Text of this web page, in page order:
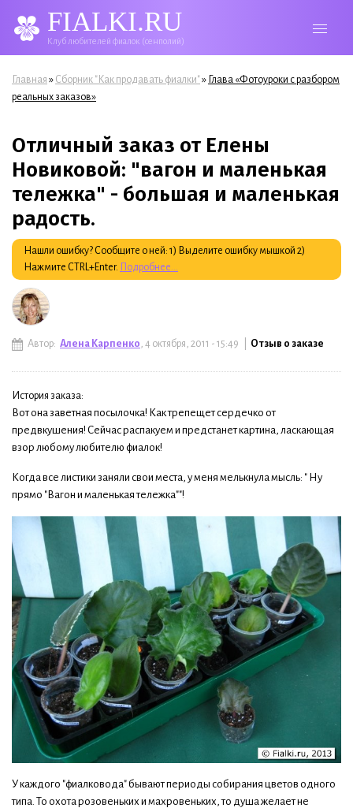
FIALKI.RU
Клуб любителей фиалок (сенполий)
Вы здесь
Главная » Сборник "Как продавать фиалки"» Глава «Фотоуроки с разбором
реальных заказов»
Отличный заказ от Елены
Новиковой: "вагон и маленькая
тележка" - большая и маленькая
радость.
Нашли ошибку? Сообщите о ней: 1) Выделите ошибку мышкой 2)
Нажмите CTRL+Enter. Подробнее...
Автор: Алена Карпенко, 4 октября, 2011 - 15:49 | Отзыв о заказе
История заказа:
Вот она заветная посылочка! Как трепещет сердечко от
предвкушения! Сейчас распакуем и предстанет картина, ласкающая
взор любому любителю фиалок!
Когда все листики заняли свои места, у меня мелькнула мысль: " Ну
прямо "Вагон и маленькая тележка""!
У каждого "фиалковода" бывают периоды собирания цветов одного
типа. То охота розовеньких и махровеньких, то душа желает не